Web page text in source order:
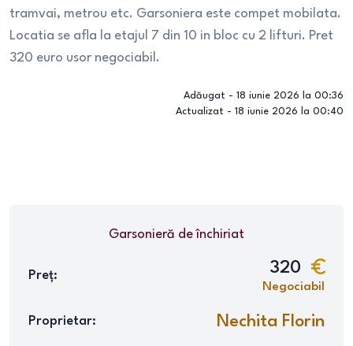
tramvai, metrou etc. Garsoniera este compet mobilata.
Locatia se afla la etajul 7 din 10 in bloc cu 2 lifturi. Pret
320 euro usor negociabil.
Adăugat - 18 iunie 2026 la 00:36
Actualizat - 18 iunie 2026 la 00:40
Garsonieră de închiriat
Preț: 320
Negociabil
Proprietar: Nechita Florin